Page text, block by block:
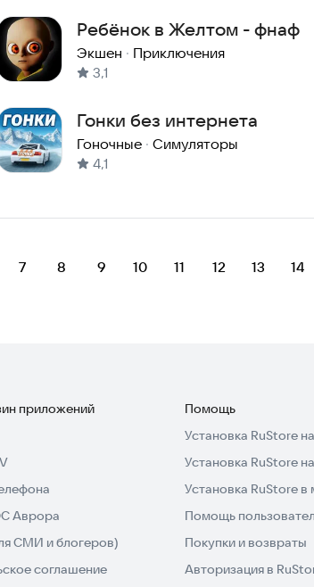
Ребёнок в Желтом - фнаф
Экшен · Приключения
3,1
Гонки без интернета
Гоночные · Симуляторы
4,1
7 8 9 10 11 12 13 14
приложений
Аврора
СМИ и блогеров)
соглашение
Помощь
Установка RuStore
Установка RuStore
Установка RuStore
Помощь
Покупки и возвраты
Авторизация в